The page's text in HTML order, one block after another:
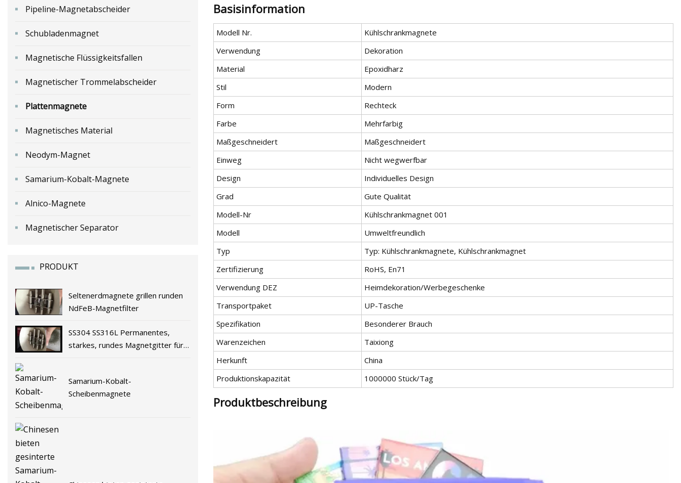
Pipeline-Magnetabscheider
Schubladenmagnet
Magnetische Flüssigkeitsfallen
Magnetischer Trommelabscheider
Plattenmagnete
Magnetisches Material
Neodym-Magnet
Samarium-Kobalt-Magnete
Alnico-Magnete
Magnetischer Separator
PRODUKT
Seltenerdmagnete grillen runden
NdFeB-Magnetfilter
SS304 SS316L Permanentes,
starkes, rundes Magnetgitter für
Samarium-Kobalt-
Scheibenmagnete
Basisinformation
Modell Nr.
Kühlschrankmagnete
Verwendung
Dekoration
Material
Epoxidharz
Stil
Modern
Form
Rechteck
Farbe
Mehrfarbig
Maßgeschneidert
Maßgeschneidert
Einweg
Nicht wegwerfbar
Design
Individuelles Design
Grad
Gute Qualität
Modell-Nr
Kühlschrankmagnet 001
Modell
Umweltfreundlich
Typ
Typ: Kühlschrankmagnete, Kühlschrankmagnet
Zertifizierung
RoHS, En71
Verwendung DEZ
Heimdekoration/Werbegeschenke
Transportpaket
UP-Tasche
Spezifikation
Besonderer Brauch
Warenzeichen
Taixiong
Herkunft
China
Produktionskapazität
1000000 Stück/Tag
Produktbeschreibung